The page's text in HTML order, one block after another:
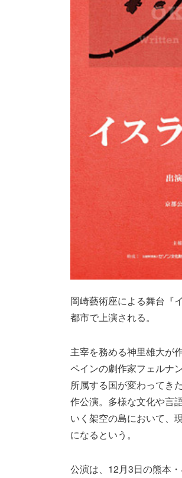
岡崎藝術座による舞台『
都市で上演される。
主宰を務める神里雄大が
ペインの劇作家フェルナ
所属する国が変わってき
作公演。多様な文化や言
いく架空の島において、
になるという。
公演は、12月3日の熊本